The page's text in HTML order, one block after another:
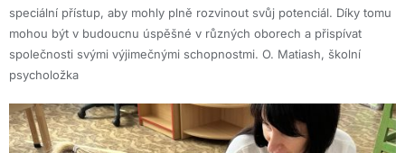
speciální přístup, aby mohly plně rozvinout svůj potenciál. Díky tomu
mohou být v budoucnu úspěšné v různých oborech a přispívat
společnosti svými výjimečnými schopnostmi. O. Matiash, školní
psycholožka